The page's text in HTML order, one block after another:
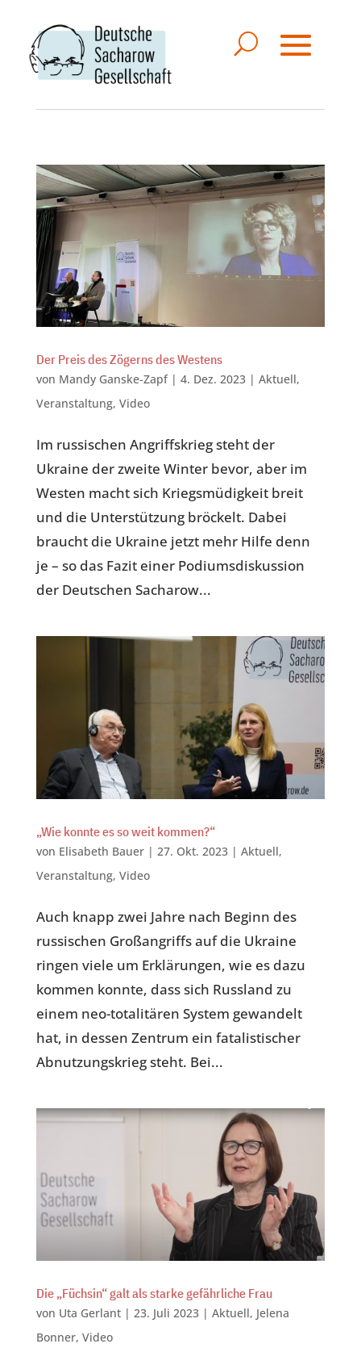
Der Preis des Zögerns des Westens
von Mandy Ganske-Zapf| 4. Dez. 2023| Aktuell,
Veranstaltung, Video
Im russischen Angriffskrieg steht der
Ukraine der zweite Winter bevor, aber im
Westen macht sich Kriegsmüdigkeit breit
und die Unterstützung bröckelt. Dabei
braucht die Ukraine jetzt mehr Hilfe denn
je – so das Fazit einer Podiumsdiskussion
der Deutschen Sacharow...
„Wie konnte es so weit kommen?“
von Elisabeth Bauer| 27. Okt. 2023| Aktuell,
Veranstaltung, Video
Auch knapp zwei Jahre nach Beginn des
russischen Großangriffs auf die Ukraine
ringen viele um Erklärungen, wie es dazu
kommen konnte, dass sich Russland zu
einem neo-totalitären System gewandelt
hat, in dessen Zentrum ein fatalistischer
Abnutzungskrieg steht. Bei...
Die „Füchsin“ galt als starke gefährliche Frau
von Uta Gerlant| 23. Juli 2023| Aktuell, Jelena
Bonner, Video